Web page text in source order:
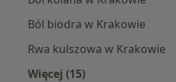
Ból biodra w Krakowie
Rwa kulszowa w Krakowie
Więcej (15)